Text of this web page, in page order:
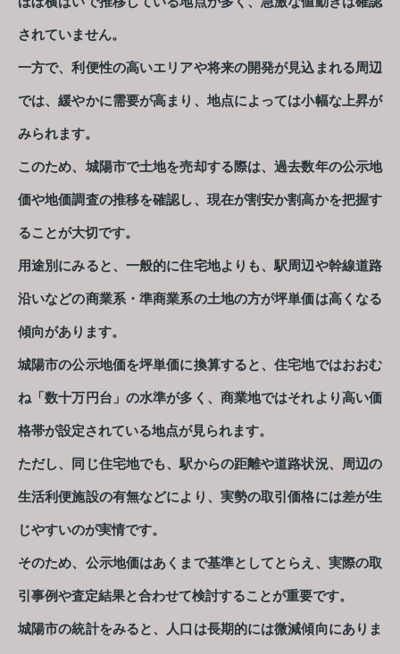
されていません。
一方で、利便性の高いエリアや将来の開発が見込まれる周辺
では、緩やかに需要が高まり、地点によっては小幅な上昇が
みられます。
このため、城陽市で土地を売却する際は、過去数年の公示地
価や地価調査の推移を確認し、現在が割安か割高かを把握す
ることが大切です。
用途別にみると、一般的に住宅地よりも、駅周辺や幹線道路
沿いなどの商業系・準商業系の土地の方が坪単価は高くなる
傾向があります。
城陽市の公示地価を坪単価に換算すると、住宅地ではおおむ
ね「数十万円台」の水準が多く、商業地ではそれより高い価
格帯が設定されている地点が見られます。
ただし、同じ住宅地でも、駅からの距離や道路状況、周辺の
生活利便施設の有無などにより、実勢の取引価格には差が生
じやすいのが実情です。
そのため、公示地価はあくまで基準としてとらえ、実際の取
引事例や査定結果と合わせて検討することが重要です。
城陽市の統計をみると、人口は長期的には微減傾向にありま